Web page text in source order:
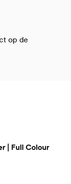
op de
| Full Colour